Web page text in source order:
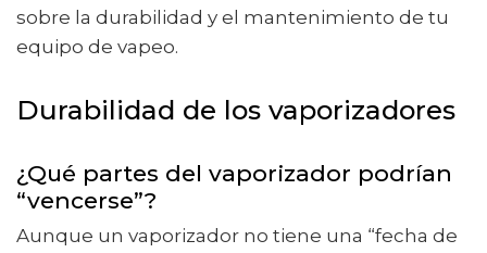
sobre la durabilidad y el mantenimiento de tu
equipo de vapeo.
Durabilidad de los vaporizadores
¿Qué partes del vaporizador podrían
“vencerse”?
Aunque un vaporizador no tiene una “fecha de